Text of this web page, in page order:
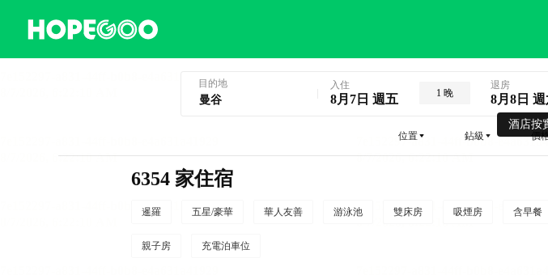
目的地 入住
8月7日 週五 1 晚
退房
8月8日
酒店按
位置 鉆級 價
6354 家住宿
暹羅 五星/豪華 華人友善 游泳池 雙床房 吸煙房 含早餐
親子房 充電泊車位